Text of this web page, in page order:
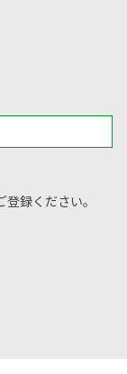
録ください。